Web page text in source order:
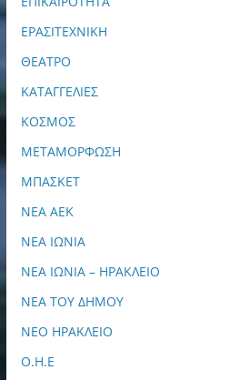
ΕΡΑΣΙΤΕΧΝΙΚΗ
ΘΕΑΤΡΟ
ΚΑΤΑΓΓΕΛΙΕΣ
ΚΟΣΜΟΣ
ΜΕΤΑΜΟΡΦΩΣΗ
ΜΠΑΣΚΕΤ
ΝΕΑ ΑΕΚ
ΝΕΑ ΙΩΝΙΑ
ΝΕΑ ΙΩΝΙΑ – ΗΡΑΚΛΕΙΟ
ΝΕΑ ΤΟΥ ΔΗΜΟΥ
ΝΕΟ ΗΡΑΚΛΕΙΟ
Ο.Η.Ε